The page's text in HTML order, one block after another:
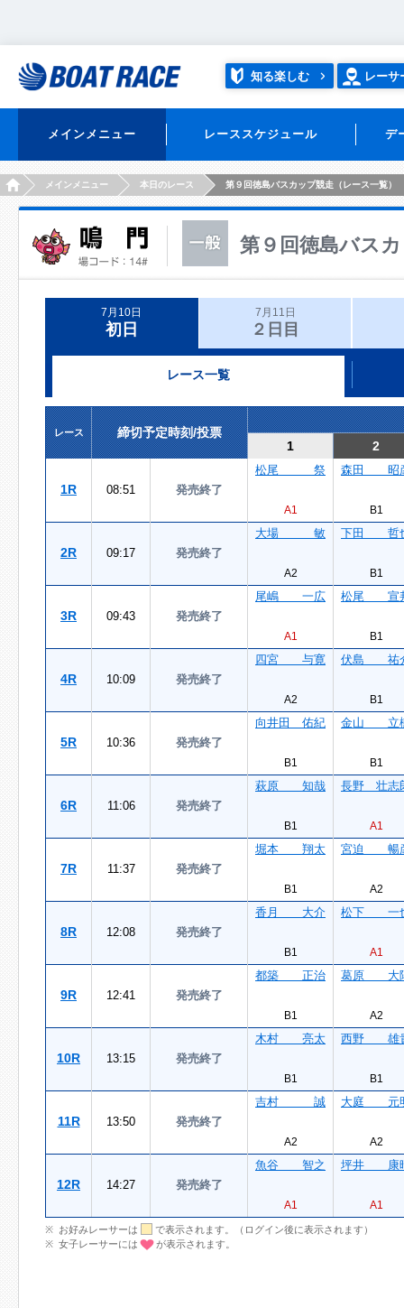
知る楽しむ レーサ
メインメニュー レーススケジュール デ
HOMEメインメニュー 本日のレース 第９回徳島バスカップ競走（レース一覧）
第９回徳島バス
7月10日
初日
7月11日
２日目
レース一覧
レース
締切予定時刻/投票
1
2
1R 08:51 発売終了
松尾 祭
A1
森田 昭
B1
2R 09:17 発売終了
大場 敏
A2
下田 哲
B1
3R 09:43 発売終了
尾嶋 一広
A1
松尾 宣
B1
4R 10:09 発売終了
四宮 与寛
A2
伏島 祐
B1
5R 10:36 発売終了
向井田 佑紀
B1
金山 立
B1
6R 11:06 発売終了
萩原 知哉
B1
長野 壮志
A1
7R 11:37 発売終了
堀本 翔太
B1
宮迫 暢
A2
8R 12:08 発売終了
香月 大介
B1
松下 一
A1
9R 12:41 発売終了
都築 正治
B1
葛原 大
A2
10R 13:15 発売終了
木村 亮太
B1
西野 雄
B1
11R 13:50 発売終了
吉村 誠
A2
大庭 元
A2
12R 14:27 発売終了
魚谷 智之
A1
坪井 康
A1
お好みレーサーは
で表示されます。（ログイン後に表示されます）
女子レーサーには
が表示されます。